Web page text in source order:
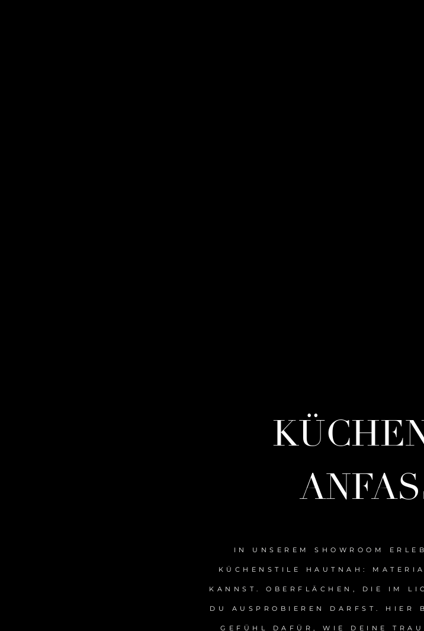
IN UNSEREM SHOWROOM
KÜCHENSTILE HAUTNAH:
KANNST. OBERFLÄCHEN, DIE IM
DU AUSPROBIEREN DARFST. HIER
GEFÜHL DAFÜR, WIE DEINE